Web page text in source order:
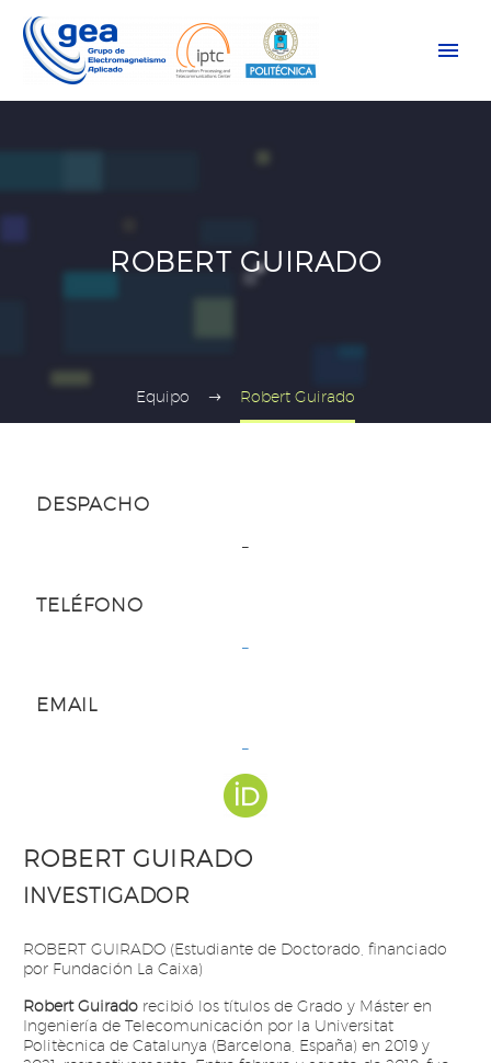
ROBERT GUIRADO
Equipo Robert Guirado
DESPACHO
–
TELÉFONO
–
EMAIL
–
ROBERT GUIRADO
INVESTIGADOR
ROBERT GUIRADO (Estudiante de Doctorado, financiado
por Fundación La Caixa)
Robert Guirado recibió los títulos de Grado y Máster en
Ingeniería de Telecomunicación por la Universitat
Politècnica de Catalunya (Barcelona, España) en 2019 y